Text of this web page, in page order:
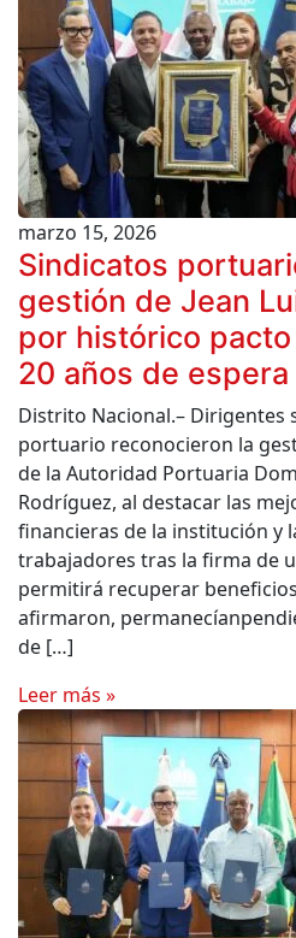
marzo 15, 2026
Sindicatos
gestión de Jean
por histórico
20 años de espera
Distrito Nacional.– Dirigentes
portuario reconocieron la
de la Autoridad Portuaria
Rodríguez, al destacar las
financieras de la institución y
trabajadores tras la firma de
permitirá recuperar
afirmaron,
de […]
Leer más »